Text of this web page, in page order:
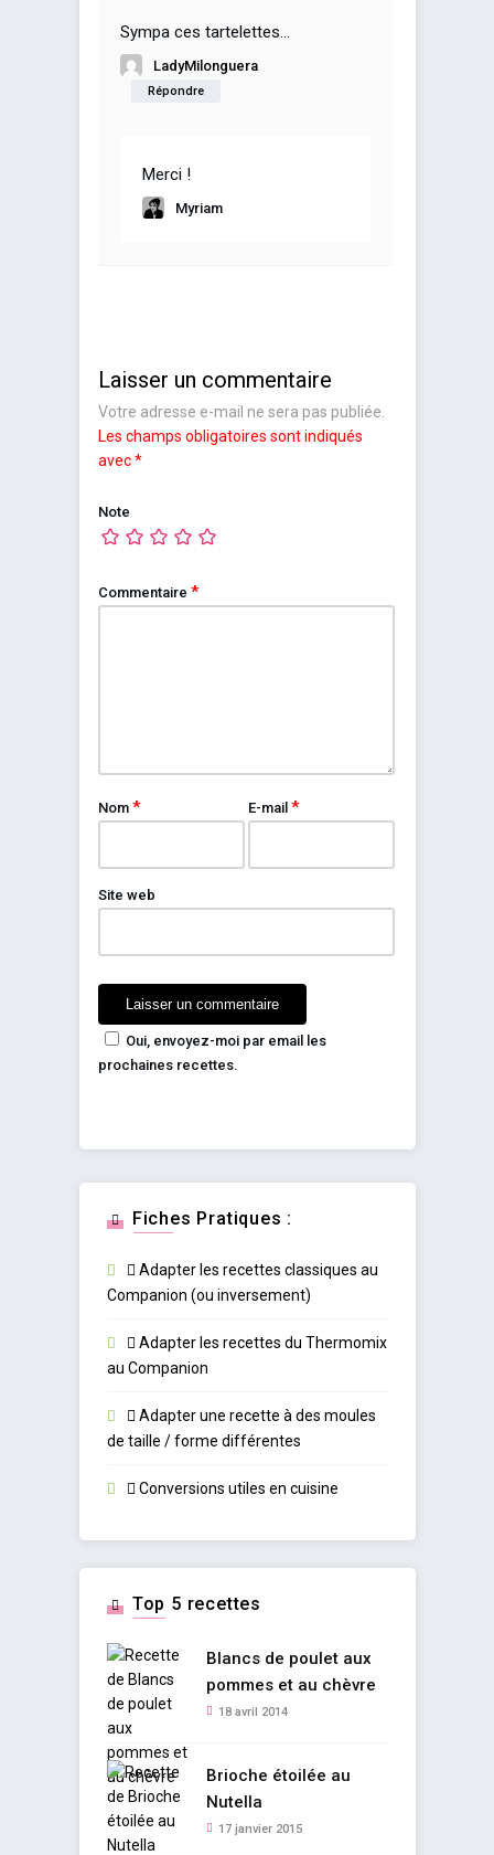
Sympa ces tartelettes…
LadyMilonguera
Répondre
Merci !
Myriam
Laisser un commentaire
Votre adresse e-mail ne sera pas publiée.
Les champs obligatoires sont indiqués
avec*
Note
Commentaire *
Nom * E-mail*
Site web
Oui, envoyez-moi par email les
prochaines recettes.
Fiches Pratiques :
Adapter les recettes classiques au
Companion (ou inversement)
Adapter les recettes du Thermomix
au Companion
Adapter une recette à des moules
de taille / forme différentes
Conversions utiles en cuisine
Top 5 recettes
Blancs de poulet aux
pommes et au chèvre
18 avril 2014
Brioche étoilée au
Nutella
17 janvier 2015